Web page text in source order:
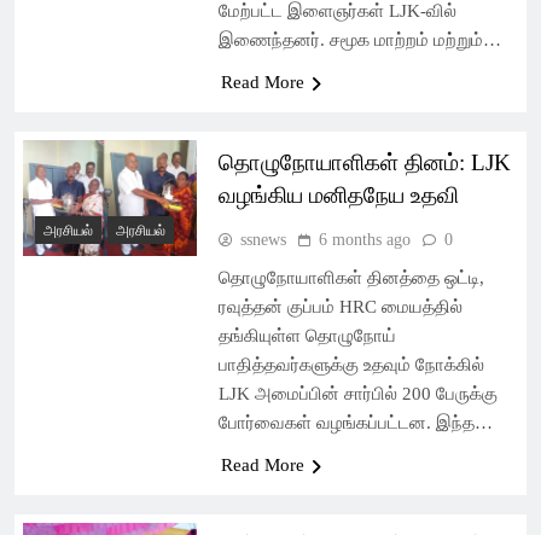
மேற்பட்ட இளைஞர்கள் LJK-வில்
இணைந்தனர். சமூக மாற்றம் மற்றும்…
Read More
அரசியல் அரசியல்
தொழுநோயாளிகள் தினம்: LJK
வழங்கிய மனிதநேய உதவி
ssnews 6 months ago 0
தொழுநோயாளிகள் தினத்தை ஒட்டி,
ரவுத்தன் குப்பம் HRC மையத்தில்
தங்கியுள்ள தொழுநோய்
பாதித்தவர்களுக்கு உதவும் நோக்கில்
LJK அமைப்பின் சார்பில் 200 பேருக்கு
போர்வைகள் வழங்கப்பட்டன. இந்த…
Read More